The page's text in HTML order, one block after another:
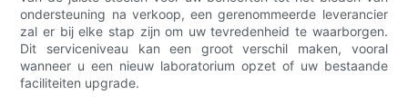
ondersteuning na verkoop, een gerenommeerde leverancier
zal er bij elke stap zijn om uw tevredenheid te waarborgen.
Dit serviceniveau kan een groot verschil maken, vooral
wanneer u een nieuw laboratorium opzet of uw bestaande
faciliteiten upgrade.